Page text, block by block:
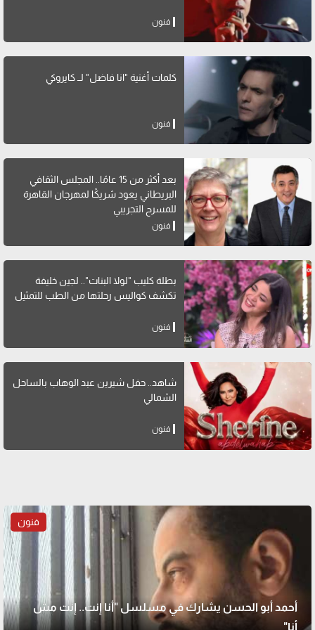
فنون
كلمات أغنية "انا فاضل" لــ كايروكي
فنون
بعد أكثر من 15 عامًا.. المجلس الثقافي
البريطاني يعود شريكًا لمهرجان القاهرة
للمسرح التجريبي
فنون
بطلة كليب "لولا البنات".. لجين خليفة
تكشف كواليس رحلتها من الطب للتمثيل
فنون
شاهد.. حفل شيرين عبد الوهاب بالساحل
الشمالي
فنون
فنون
أحمد أبو الحسن يشارك في مسلسل "أنا إنت.. إنت مش
أنا"